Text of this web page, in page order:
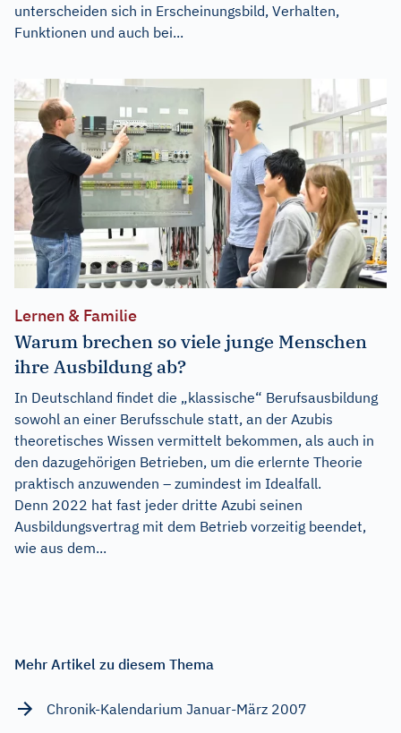
unterscheiden sich in Erscheinungsbild, Verhalten,
Funktionen und auch bei...
Lernen & Familie
Warum brechen so viele junge Menschen
ihre Ausbildung ab?
In Deutschland findet die „klassische“ Berufsausbildung
sowohl an einer Berufsschule statt, an der Azubis
theoretisches Wissen vermittelt bekommen, als auch in
den dazugehörigen Betrieben, um die erlernte Theorie
praktisch anzuwenden – zumindest im Idealfall.
Denn 2022 hat fast jeder dritte Azubi seinen
Ausbildungsvertrag mit dem Betrieb vorzeitig beendet,
wie aus dem...
Mehr Artikel zu diesem Thema
Chronik-Kalendarium Januar-März 2007